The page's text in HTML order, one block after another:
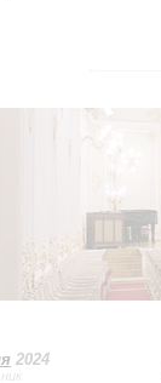
2024